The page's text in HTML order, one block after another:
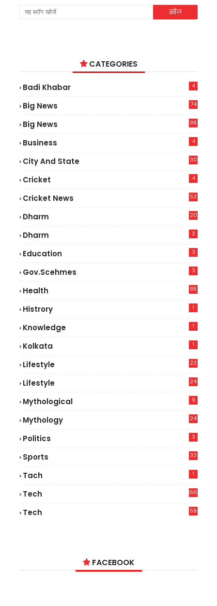
CATEGORIES
Badi Khabar 4
Big News
74
Big News
88
Business 4
City And State 30
Cricket 4
Cricket News
52
Dharm 20
Dharm 2
Education 3
Gov.scehmes 3
Health
85
Histrory 1
Knowledge 1
Kolkata 1
Lifestyle
22
Lifestyle
24
Mythological 9
Mythology 24
Politics 3
Sports 32
Tach 1
Tech
66
Tech
59
FACEBOOK